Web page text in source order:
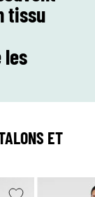
tissu
les
ET